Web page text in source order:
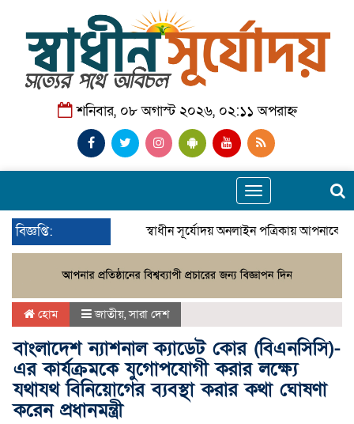
শনিবার, ০৮ অগাস্ট ২০২৬, ০২:১১ অপরাহ্ন
Toggle
navigation
বিজ্ঞপ্তি: স্বাধীন সূর্যোদয় অনলাইন পত্রিকায় আপনাকে
হোম জাতীয়,সারা দেশ
বাংলাদেশ ন্যাশনাল ক্যাডেট কোর (বিএনসিসি)-
এর কার্যক্রমকে যুগোপযোগী করার লক্ষ্যে
যথাযথ বিনিয়োগের ব্যবস্থা করার কথা ঘোষণা
করেন প্রধানমন্ত্রী